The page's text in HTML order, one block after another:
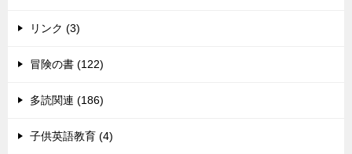
リンク (3)
冒険の書 (122)
多読関連 (186)
子供英語教育 (4)